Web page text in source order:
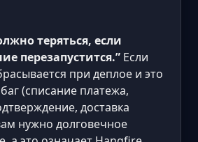
теряться, если
перезапустится.” Если
при деплое и это
(списание платежа,
доставка
нужно долговечное